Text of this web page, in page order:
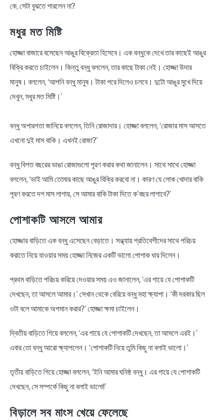
কে, সেটা বুঝতে পারলেন না?
মধুর মত মিষ্টি
হোজ্জা বাজারে বসেছেন আঙুর বিক্রেতা হিসেবে। এক বন্ধুকে দেখে তার কাছেই আঙুর
বিক্রি করতে চাইলেন। কিন্তু বন্ধু বললেন, তার কাছে টাকা নেই। হোজ্জা উদার
মানুষ। বললেন, ‘আপনি বন্ধু মানুষ। টাকা পরে দিলেও চলবে। দুটো আঙুর মুখে দিয়ে
দেখুন, মধুর মত মিষ্টি।’
বন্ধু অপারগতা জানিয়ে বললেন, তিনি রোজাদার। হোজ্জা বললেন, ‘রোজার মাস আসতে
এখনো দুই মাস বাকি। এখনই রোজা?’
বন্ধু বিগত বছরের ভাঙা রোজাগুলো পূরণ করার কথা জানালেন। সাথে সাথে হোজ্জা
বললেন, ‘ভাই আমি তোমার কাছে আঙুর বিক্রি করবো না। কারণ যে লোক খোদার বাকি
পূরণ করতে দশ মাস লাগায়, সে আমার বাকি টাকা দিতে ক’বছর লাগাবে?’
পোশাকটি আসলে আমার
হোজ্জার বাড়িতে এক বন্ধু এসেছেন বেড়াতে। সন্ধ্যায় প্রতিবেশীদের সাথে পরিচয়
করাতে নিয়ে যাওয়ার সময় হোজ্জা নিজের একটি ভালো পোশাক ধার দিলেন।
প্রথম বাড়িতে পরিচয় করিয়ে দেওয়ার সময় এও জানালেন, ‘এর গায়ে যে পোশাকটি
দেখছেন, তা আসলে আমার।’ সেখান থেকে বেরিয়ে বন্ধু মহা ক্ষ্যাপা। ‘কী দরকার ছিল
ওটা বলে আমাকে অপমান করার?’ হোজ্জা ক্ষমা চাইলেন।
দ্বিতীয় বাড়িতে গিয়ে বললেন, ‘এর গায়ে যে পোশাকটি দেখছেন, তা আসলে এরই।’
এবার তো বন্ধু আরো ক্ষ্যাপলেন। ‘পোশাকটি নিয়ে তুমি কিছু না বলাই ভালো।’
তৃতীয় বাড়িতে গিয়ে হোজ্জা বললেন, ‘ইনি আমার ঘনিষ্ঠ বন্ধু। এর গায়ে যে পোশাকটি
দেখছেন, সে সম্পর্কে কিছু না বলাই ভালো!’
বিড়ালে সব মাংস খেয়ে ফেলেছে